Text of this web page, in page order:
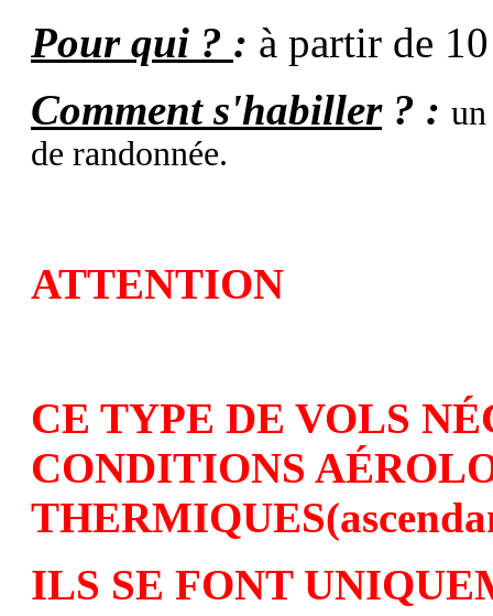
Pour qui ? : à partir de
Comment s'habiller? : un
de randonnée.
ATTENTION
CE TYPE DE VOLS
CONDITIONS
THERMIQUES
ILS SE FONT